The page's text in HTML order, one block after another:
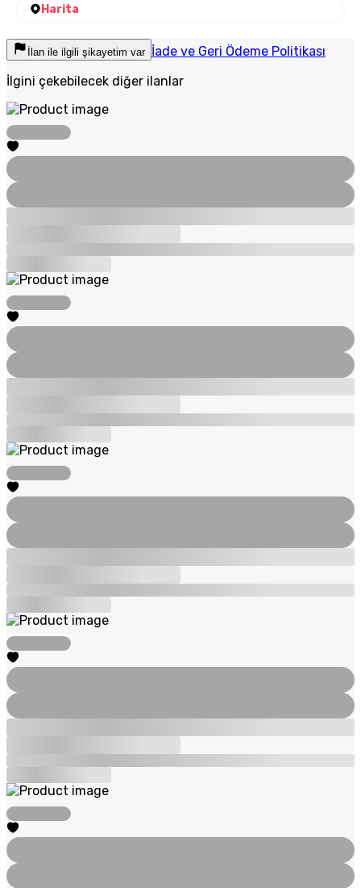
Harita
İlan ile ilgili şikayetim var İade ve Geri Ödeme Politikası
İlgini çekebilecek diğer ilanlar